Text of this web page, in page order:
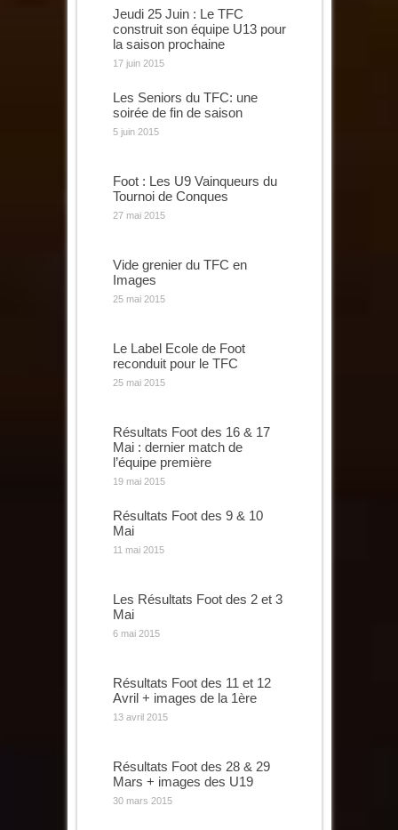
Jeudi 25 Juin : Le TFC
construit son équipe U13 pour
la saison prochaine
17 juin 2015
Les Seniors du TFC: une
soirée de fin de saison
5 juin 2015
Foot : Les U9 Vainqueurs du
Tournoi de Conques
27 mai 2015
Vide grenier du TFC en
Images
25 mai 2015
Le Label Ecole de Foot
reconduit pour le TFC
25 mai 2015
Résultats Foot des 16 & 17
Mai : dernier match de
l’équipe première
19 mai 2015
Résultats Foot des 9 & 10
Mai
11 mai 2015
Les Résultats Foot des 2 et 3
Mai
6 mai 2015
Résultats Foot des 11 et 12
Avril + images de la 1ère
13 avril 2015
Résultats Foot des 28 & 29
Mars + images des U19
30 mars 2015